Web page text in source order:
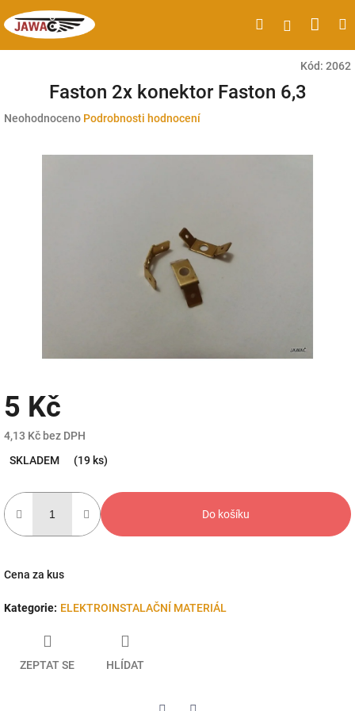
na
obsah
HledatPřihlášení
Kód: 2062
Faston 2x konektor Faston 6,3
Průměrné
Neohodnoceno Podrobnosti hodnocení
5 Kč
4,13 Kč bez DPH
cena:
SKLADEM (19 ks)
Do košíku
Cena za kus
Kategorie: ELEKTROINSTALAČNÍ MATERIÁL
ZEPTAT SE HLÍDAT